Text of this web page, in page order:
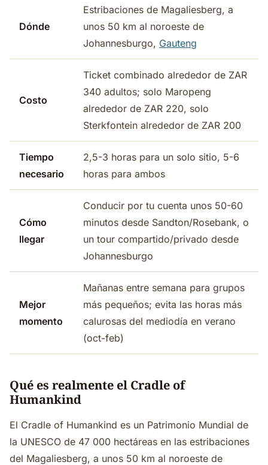
Dónde
Estribaciones de Magaliesberg, a
unos 50 km al noroeste de
Johannesburgo, Gauteng
Costo
Ticket combinado alrededor de ZAR
340 adultos; solo Maropeng
alrededor de ZAR 220, solo
Sterkfontein alrededor de ZAR 200
Tiempo
necesario
2,5-3 horas para un solo sitio, 5-6
horas para ambos
Cómo
llegar
Conducir por tu cuenta unos 50-60
minutos desde Sandton/Rosebank, o
un tour compartido/privado desde
Johannesburgo
Mejor
momento
Mañanas entre semana para grupos
más pequeños; evita las horas más
calurosas del mediodía en verano
(oct-feb)
Qué es realmente el Cradle of
Humankind
El Cradle of Humankind es un Patrimonio Mundial de
la UNESCO de 47 000 hectáreas en las estribaciones
del Magaliesberg, a unos 50 km al noroeste de